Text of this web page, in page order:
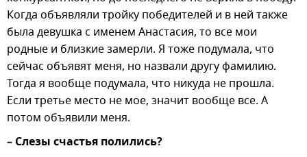
Когда объявляли тройку победителей и в ней также
была девушка с именем Анастасия, то все мои
родные и близкие замерли. Я тоже подумала, что
сейчас объявят меня, но назвали другу фамилию.
Тогда я вообще подумала, что никуда не прошла.
Если третье место не мое, значит вообще все. А
потом объявили меня.
– Слезы счастья полились?